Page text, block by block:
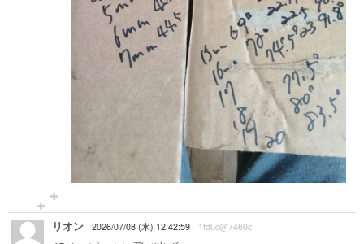
リオン 2026/07/08 (水) 12:42:59 1fd0c@7460c